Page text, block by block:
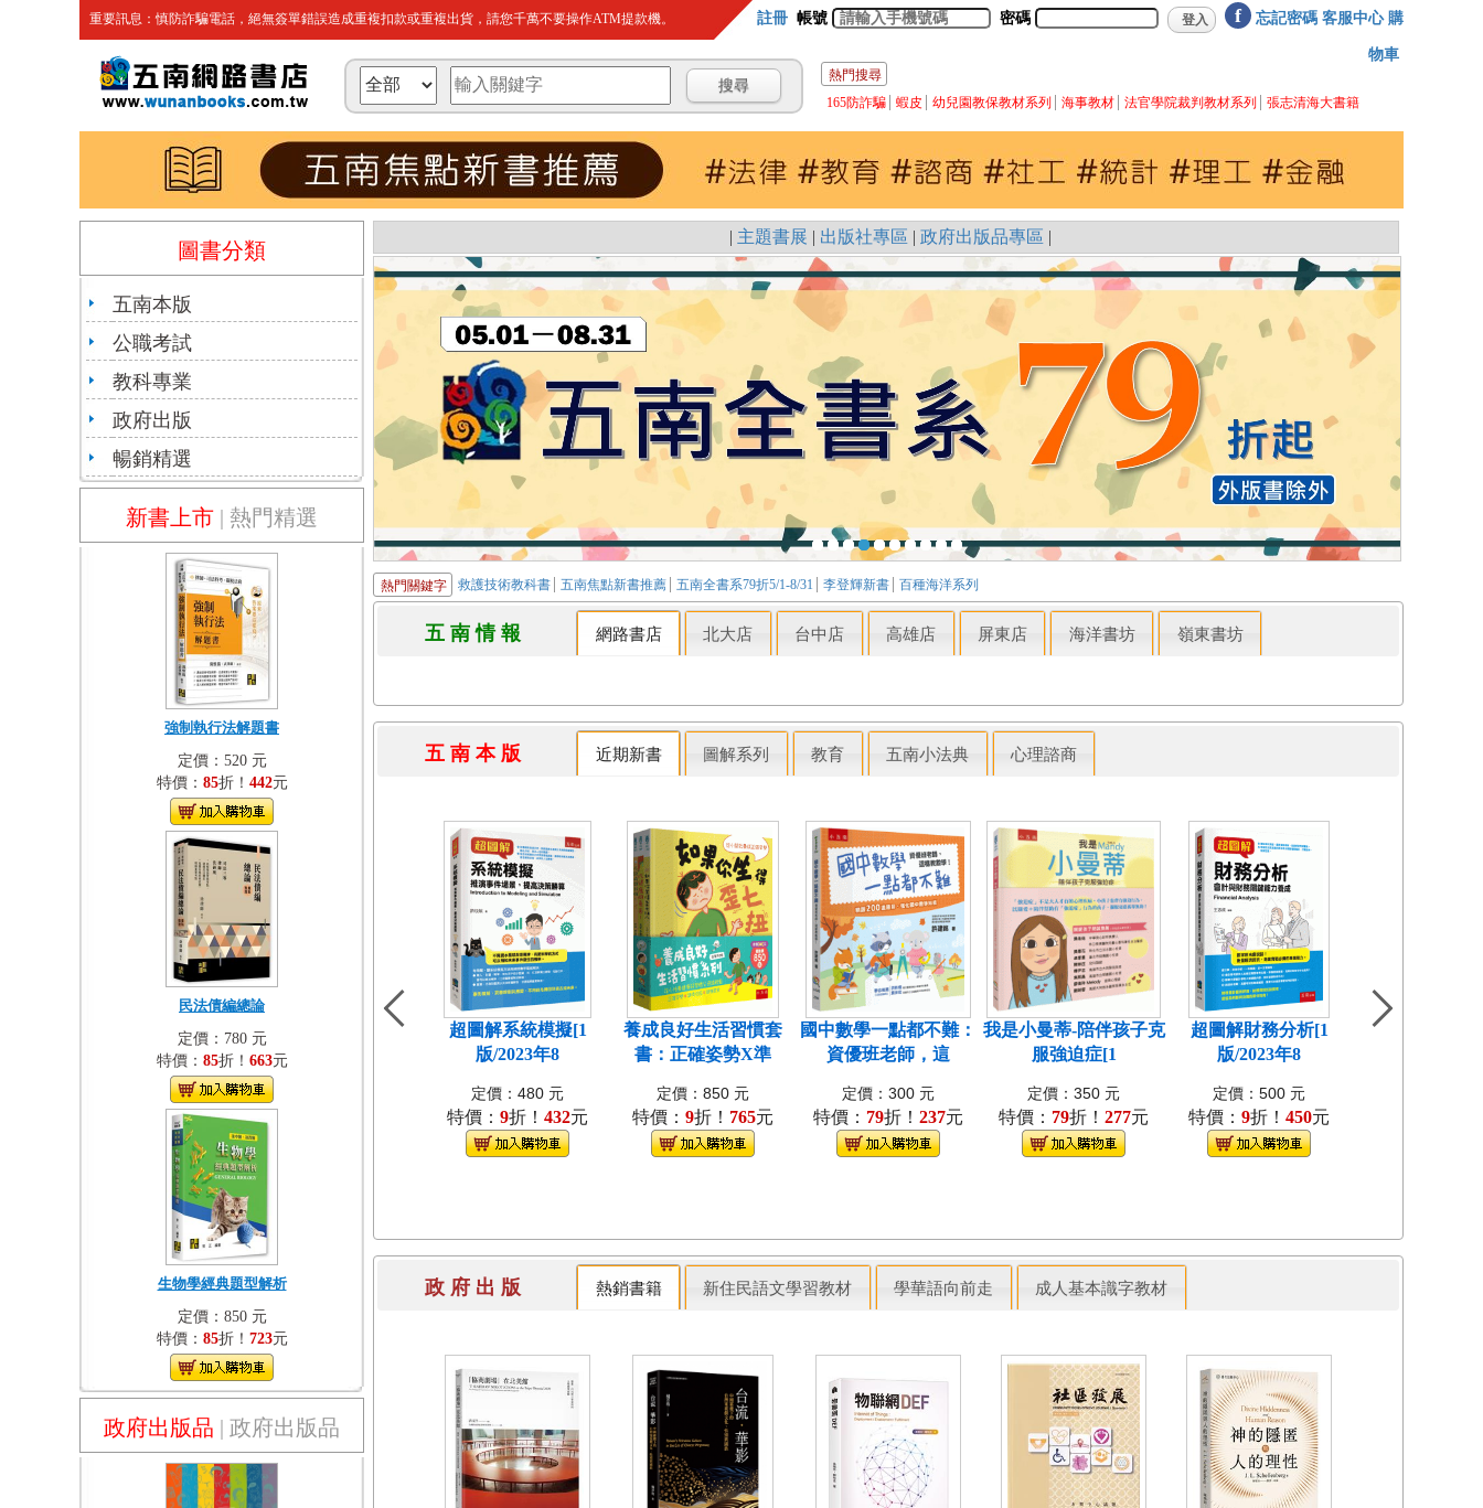
重要訊息：慎防詐騙電話，絕無簽單錯誤造成重複扣款或重複出貨，請您千萬不要操作ATM提款機。 註冊 帳號 密碼 f 忘記密碼 客服中心 購
物車
熱門搜尋
165防詐騙
蝦皮 幼兒園教保教材系列 海事教材 法官學院裁判教材系列 張志清海大書籍
圖書分類
五南本版
公職考試
教科專業
政府出版
暢銷精選
新書上市 | 熱門精選
強制執行法解題書
定價：520 元
特價： 85折！ 442元
民法債編總論
定價：780 元
特價： 85折！ 663元
生物學經典題型解析
定價：850 元
特價： 85折！ 723元
政府出版品 | 政府出版品
| 主題書展 | 出版社專區 | 政府出版品專區 |
熱門關鍵字 救護技術教科書 五南焦點新書推薦 五南全書系79折5/1-8/31 李登輝新書 百種海洋系列
五 南 情 報 網路書店 北大店 台中店 高雄店 屏東店 海洋書坊 嶺東書坊
五 南 本 版 近期新書 圖解系列 教育 五南小法典 心理諮商
超圖解系統模擬[1
版/2023年8
定價：480 元
特價： 9折！ 432元
養成良好生活習慣套
書：正確姿勢X準
定價：850 元
特價： 9折！ 765元
國中數學一點都不難：
資優班老師，這
定價：300 元
特價： 79折！ 237元
我是小曼蒂-陪伴孩子克
服強迫症[1
定價：350 元
特價： 79折！ 277元
超圖解財務分析[1
版/2023年8
定價：500 元
特價： 9折！ 450元
圖解中醫藥
政 府 出 版 熱銷書籍 新住民語文學習教材 學華語向前走 成人基本識字教材